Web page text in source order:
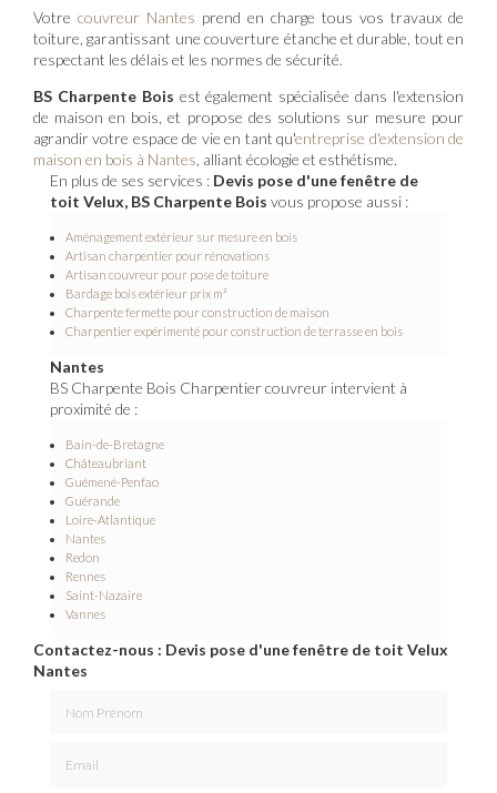
Votre couvreur Nantes prend en charge tous vos travaux de
toiture, garantissant une couverture étanche et durable, tout en
respectant les délais et les normes de sécurité.
BS Charpente Bois est également spécialisée dans l'extension
de maison en bois, et propose des solutions sur mesure pour
agrandir votre espace de vie en tant qu'entreprise d'extension de
maison en bois à Nantes , alliant écologie et esthétisme.
En plus de ses services : Devis pose d'une fenêtre de
toit Velux, BS Charpente Bois vous propose aussi :
Aménagement extérieur sur mesure en bois
Artisan charpentier pour rénovations
Artisan couvreur pour pose de toiture
Bardage bois extérieur prix m²
Charpente fermette pour construction de maison
Charpentier expérimenté pour construction de terrasse en bois
Nantes
BS Charpente Bois Charpentier couvreur intervient à
proximité de :
Bain-de-Bretagne
Châteaubriant
Guémené-Penfao
Guérande
Loire-Atlantique
Nantes
Redon
Rennes
Saint-Nazaire
Vannes
Contactez-nous : Devis pose d'une fenêtre de toit Velux
Nantes